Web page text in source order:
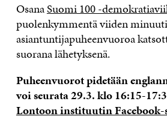
OsanaSuomi 100 -
puolenkymmentä viiden
asiantuntijapuheenvuoroa
suorana lähetyksenä.
Puheenvuorot pidetään
voi seurata 29.3. klo 16:15-
Lontoon instituutin